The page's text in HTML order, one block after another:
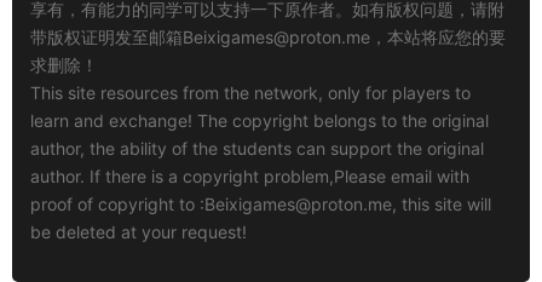
享有，有能力的同学可以支持一下原作者。如有版权问题，请附
带版权证明发至邮箱Beixigames@proton.me ，本站将应您的要
求删除！
This site resources from the network, only for players to
learn and exchange! The copyright belongs to the original
author, the ability of the students can support the original
author. If there is a copyright problem,Please email with
proof of copyright to :Beixigames@proton.me, this site will
be deleted at your request!